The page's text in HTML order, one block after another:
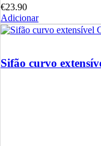
€23.90
Adicionar
Sifão curvo